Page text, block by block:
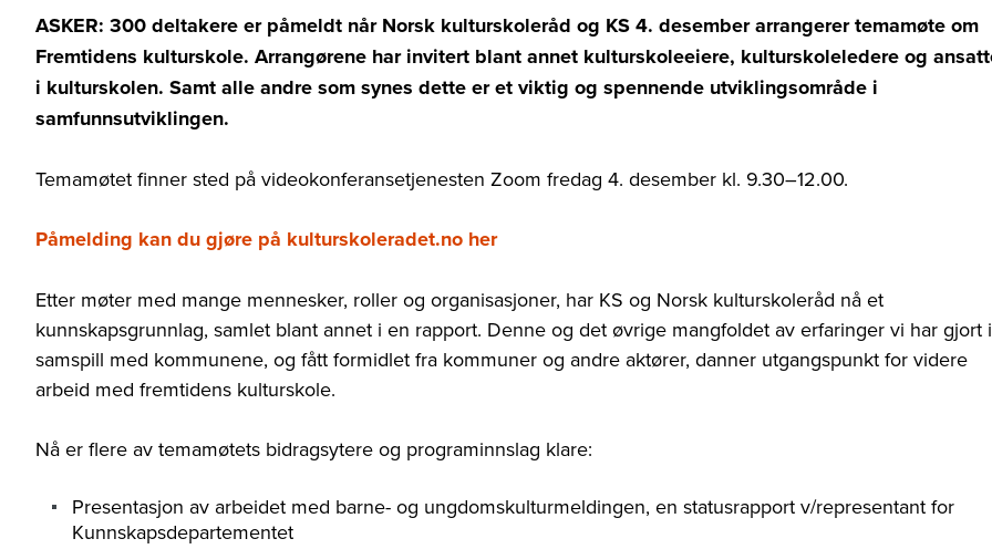
ASKER: 300 deltakere er påmeldt når Norsk kulturskoleråd og KS 4. desember arrangerer temamøte om
Fremtidens kulturskole. Arrangørene har invitert blant annet kulturskoleeiere, kulturskoleledere og
i kulturskolen. Samt alle andre som synes dette er et viktig og spennende utviklingsområde i
samfunnsutviklingen.
Temamøtet finner sted på videokonferansetjenesten Zoom fredag 4. desember kl. 9.30–12.00.
Påmelding kan du gjøre på kulturskoleradet.no her
Etter møter med mange mennesker, roller og organisasjoner, har KS og Norsk kulturskoleråd nå et
kunnskapsgrunnlag, samlet blant annet i en rapport. Denne og det øvrige mangfoldet av erfaringer vi har gjort i
samspill med kommunene, og fått formidlet fra kommuner og andre aktører, danner utgangspunkt for videre
arbeid med fremtidens kulturskole.
Nå er flere av temamøtets bidragsytere og programinnslag klare:
Presentasjon av arbeidet med barne- og ungdomskulturmeldingen, en statusrapport v/representant for
Kunnskapsdepartementet